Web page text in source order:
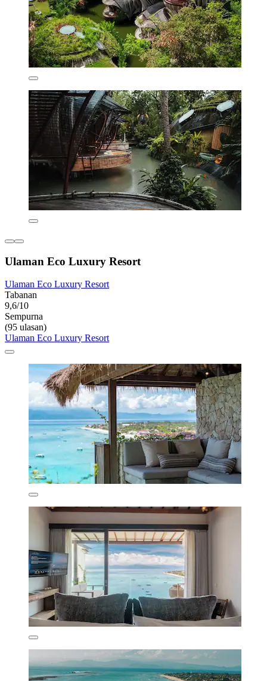
Ulaman Eco Luxury Resort
Ulaman Eco Luxury Resort
Tabanan
9,6/10
Sempurna
(95 ulasan)
Ulaman Eco Luxury Resort